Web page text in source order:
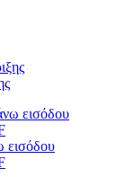
εισόδου